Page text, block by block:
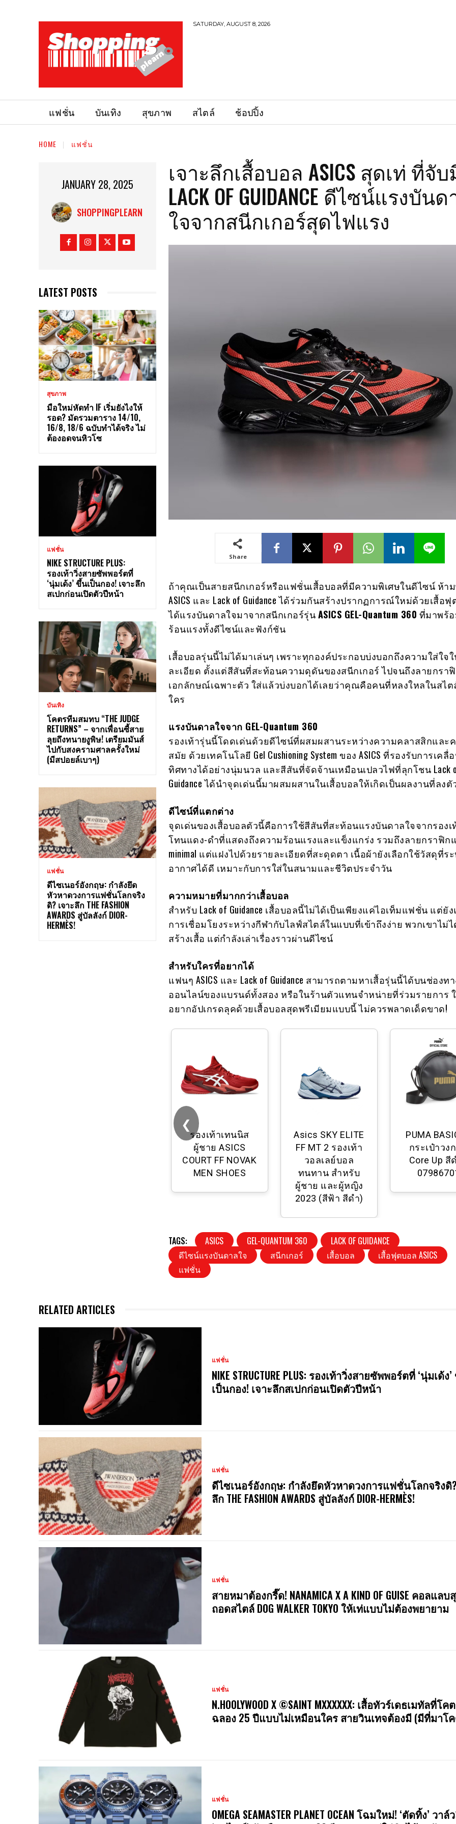
SATURDAY, AUGUST 8, 2026
แฟชั่น บันเทิง สุขภาพ สไตล์ ช้อปปิ้ง
HOME แฟชั่น
JANUARY 28, 2025
SHOPPINGPLEARN
LATEST POSTS
สุขภาพ
มือใหม่หัดทำ IF เริ่มยังไงให้
รอด? มัดรวมตาราง 14/10,
16/8, 18/6 ฉบับทำได้จริง ไม่
ต้องอดจนหิวโซ
แฟชั่น
NIKE STRUCTURE PLUS:
รองเท้าวิ่งสายซัพพอร์ตที่
‘นุ่มเด้ง’ ขึ้นเป็นกอง! เจาะลึก
สเปกก่อนเปิดตัวปีหน้า
บันเทิง
โคตรทีมสมทบ “THE JUDGE
RETURNS” – จากเพื่อนซี้สาย
ลุยถึงทนายงูพิษ! เตรียมมันส์
ไปกับสงครามศาลครั้งใหม่
(มีสปอยล์เบาๆ)
แฟชั่น
ดีไซเนอร์อังกฤษ: กำลังยึด
หัวหาดวงการแฟชั่นโลกจริง
ดิ? เจาะลึก THE FASHION
AWARDS สู่บัลลังก์ DIOR-
HERMÈS!
เจาะลึกเสื้อบอล ASICS สุดเท่ ที่จั
LACK OF GUIDANCE ดีไซน์แรงบัน
ใจจากสนีกเกอร์สุดไฟแรง
Share
ถ้าคุณเป็นสายสนีกเกอร์หรือแฟชั่นเสื้อบอลที่มีความพิเศษในดีไซน์ ห้า
ASICS และ Lack of Guidance ได้ร่วมกันสร้างปรากฏการณ์ใหม่ด้วยเสื้อ
ได้แรงบันดาลใจมาจากสนีกเกอร์รุ่นASICS GEL-Quantum 360 ที่มาพร้
ร้อนแรงทั้งดีไซน์และฟังก์ชัน
เสื้อบอลรุ่นนี้ไม่ได้มาเล่นๆ เพราะทุกองค์ประกอบบ่งบอกถึงความใส่ใจ
ละเอียด ตั้งแต่สีสันที่สะท้อนความดุดันของสนีกเกอร์ ไปจนถึงลายกรา
เอกลักษณ์เฉพาะตัว ใส่แล้วบ่งบอกได้เลยว่าคุณคือคนที่หลงใหลในสไ
ใคร
แรงบันดาลใจจาก GEL-Quantum 360
รองเท้ารุ่นนี้โดดเด่นด้วยดีไซน์ที่ผสมผสานระหว่างความคลาสสิกและ
สมัย ด้วยเทคโนโลยี Gel Cushioning System ของ ASICS ที่รองรับการเค
ทิศทางได้อย่างนุ่มนวล และสีสันที่จัดจ้านเหมือนเปลวไฟที่ลุกโชน Lack
Guidance ได้นำจุดเด่นนี้มาผสมผสานในเสื้อบอลให้เกิดเป็นผลงานที่ลงตั
ดีไซน์ที่แตกต่าง
จุดเด่นของเสื้อบอลตัวนี้คือการใช้สีสันที่สะท้อนแรงบันดาลใจจากรองเ
โทนแดง-ดำที่แสดงถึงความร้อนแรงและแข็งแกร่ง รวมถึงลายกราฟิก
minimal แต่แฝงไปด้วยรายละเอียดที่สะดุดตา เนื้อผ้ายังเลือกใช้วัสดุที่ร
อากาศได้ดี เหมาะกับการใส่ในสนามและชีวิตประจำวัน
ความหมายที่มากกว่าเสื้อบอล
สำหรับ Lack of Guidance เสื้อบอลนี้ไม่ได้เป็นเพียงแค่ไอเท็มแฟชั่น แต่ยั
การเชื่อมโยงระหว่างกีฬากับไลฟ์สไตล์ในแบบที่เข้าถึงง่าย พวกเขาไม่
สร้างเสื้อ แต่กำลังเล่าเรื่องราวผ่านดีไซน์
สำหรับใครที่อยากได้
แฟนๆ ASICS และ Lack of Guidance สามารถตามหาเสื้อรุ่นนี้ได้บนช่องท
ออนไลน์ของแบรนด์ทั้งสอง หรือในร้านตัวแทนจำหน่ายที่ร่วมรายการ
อยากอัปเกรดลุคด้วยเสื้อบอลสุดพรีเมียมแบบนี้ ไม่ควรพลาดเด็ดขาด!
รองเท้าเทนนิส
ผู้ชาย ASICS
COURT FF NOVAK
MEN SHOES
Asics SKY ELITE
FF MT 2 รองเท้า
วอลเลย์บอล
ทนทาน สําหรับ
ผู้ชาย และผู้หญิง
2023 (สีฟ้า สีดํา)
PUMA
กระเป๋าวง
Core Up สี
❮
TAGS: ASICS GEL-QUANTUM 360
LACK OF GUIDANCE
ดีไซน์แรงบันดาลใจ
สนีกเกอร์ เสื้อบอล
เสื้อฟุตบอล ASICS
แฟชั่น
RELATED ARTICLES
แฟชั่น
NIKE STRUCTURE PLUS: รองเท้าวิ่งสายซัพพอร์ตที่ ‘นุ่มเด้ง
เป็นกอง! เจาะลึกสเปกก่อนเปิดตัวปีหน้า
แฟชั่น
ดีไซเนอร์อังกฤษ: กำลังยึดหัวหาดวงการแฟชั่นโลกจริงดิ
ลึก THE FASHION AWARDS สู่บัลลังก์ DIOR-HERMÈS!
แฟชั่น
สายหมาต้องกรี๊ด! NANAMICA X A KIND OF GUISE คอลแล
ถอดสไตล์ DOG WALKER TOKYO ให้เท่แบบไม่ต้องพยายาม
แฟชั่น
N.HOOLYWOOD X ©SAINT MXXXXXX: เสื้อทัวร์เดธเมทัลที่โ
ฉลอง 25 ปีแบบไม่เหมือนใคร สายวินเทจต้องมี (มีที่มาโค
แฟชั่น
OMEGA SEAMASTER PLANET OCEAN โฉมใหม่! ‘ตัดทิ้ง’ วา